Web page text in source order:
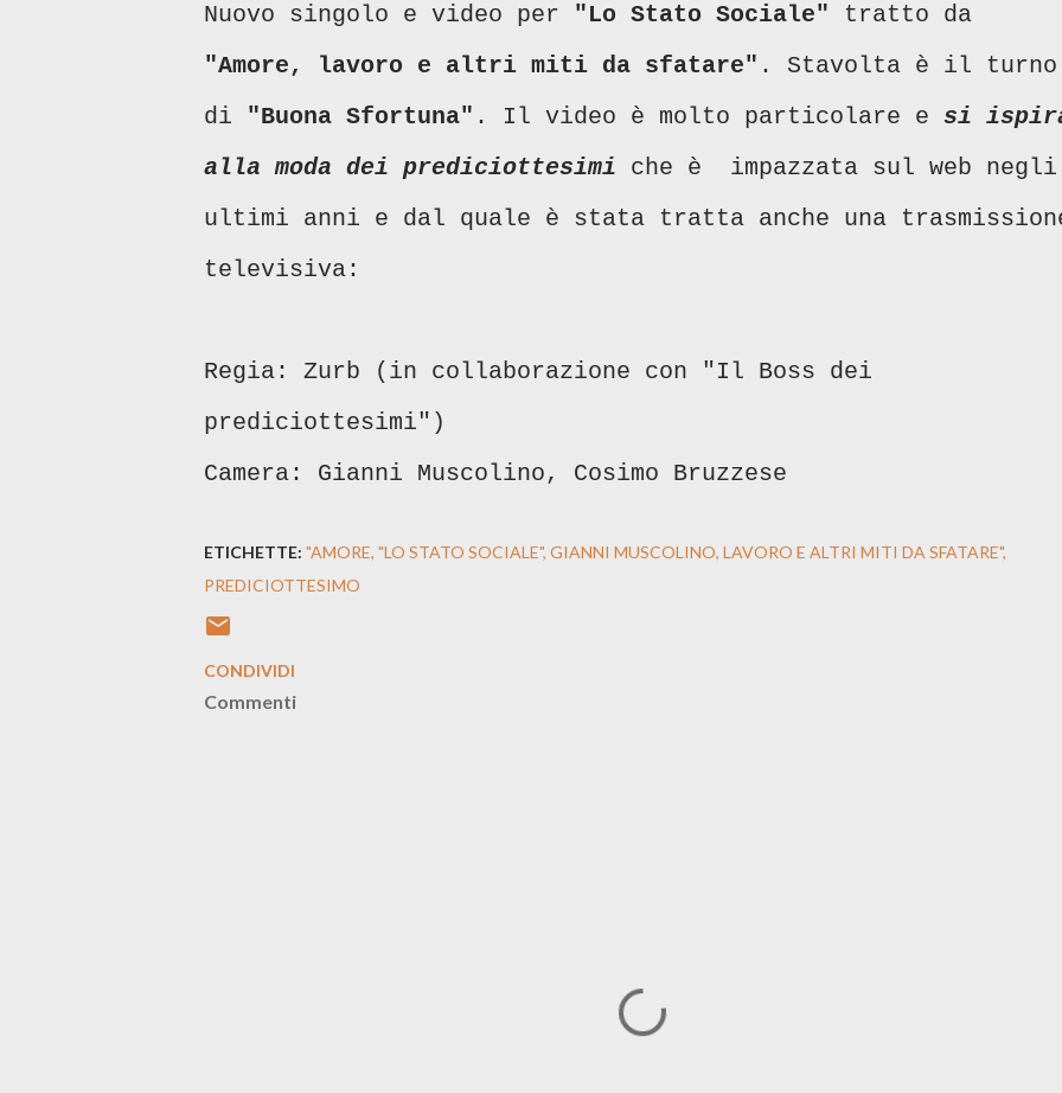
Nuovo singolo e video per "Lo Stato Sociale" tratto da
"Amore, lavoro e altri miti da sfatare" . Stavolta è il turno
di "Buona Sfortuna" . Il video è molto particolare e si
alla moda dei prediciottesimi che è impazzata sul web negli
ultimi anni e dal quale è stata tratta anche una
televisiva:
Regia: Zurb (in collaborazione con "Il Boss dei
prediciottesimi")
Camera: Gianni Muscolino, Cosimo Bruzzese
ETICHETTE: "AMORE "LO STATO SOCIALE" GIANNI MUSCOLINO LAVORO E ALTRI MITI DA SFATARE"
PREDICIOTTESIMO
CONDIVIDI
Commenti